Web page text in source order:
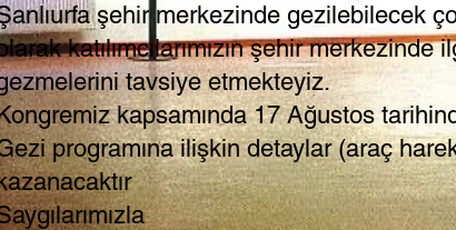
şehir merkezinde gezilebilecek
katılımcılarımızın şehir
tavsiye etmekteyiz.
kapsamında 17 Ağustos
programına ilişkin detaylar (araç